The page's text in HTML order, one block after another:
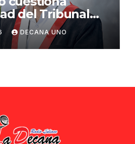
del Tribunal
tras liberación
DECANA UNO